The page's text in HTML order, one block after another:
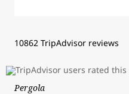
10862 TripAdvisor reviews
Pergola